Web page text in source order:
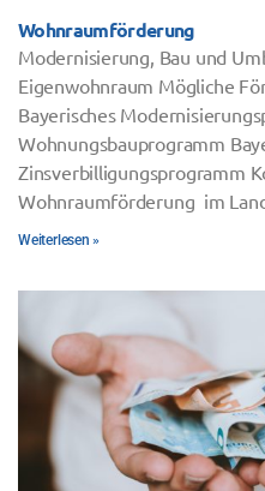
Wohnraumförderung
Modernisierung, Bau und
Eigenwohnraum Mögliche
Bayerisches
Wohnungsbauprogramm
Zinsverbilligungsprogramm
Wohnraumförderung im
Weiterlesen »